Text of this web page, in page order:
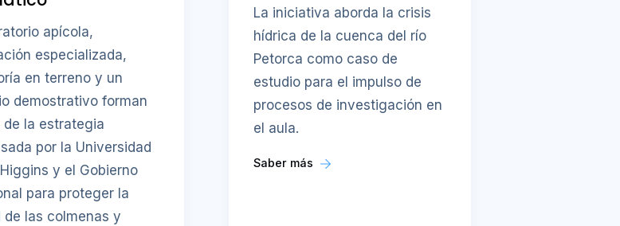
apícola,
especializada,
en terreno y un
demostrativo forman
de la estrategia
por la Universidad
y el Gobierno
para proteger la
de las colmenas y
La iniciativa aborda la crisis
hídrica de la cuenca del río
Petorca como caso de
estudio para el impulso de
procesos de investigación en
el aula.
Saber más